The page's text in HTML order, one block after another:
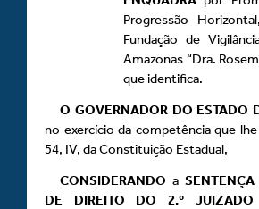
Progressão
Fundação de
Amazonas “Dra.
que identifica.
O GOVERNADOR DO ESTADO
no exercício da competência que
54, IV, da Constituição Estadual,
CONSIDERANDO a
DE DIREITO DO 2.º JUIZADO